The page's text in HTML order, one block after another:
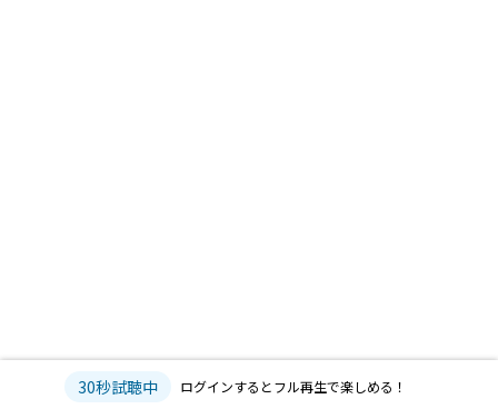
30秒試聴中 ログインするとフル再生で楽しめる！